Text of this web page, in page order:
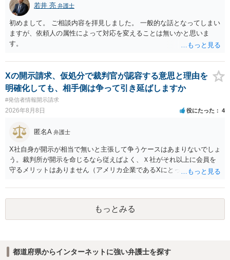
若井 亮 弁護士
初めまして。 ご相談内容を拝見しました。 一般的な話となってしまい
ますが、依頼人の属性によって対応を変えることは無いかと思いま
す。
Xの開示請求、仮処分で裁判官が認容する意思と理由を
明確化しても、相手側は争って引き延ばしますか
#発信者情報開示請求
2026年8月8日 役にたった 4
匿名A 弁護士
X社自身が開示が相当で無いと主張して争うケースはあまりないでしょ
う。裁判所が開示を命じるなら従えばよく、Ｘ社がそれ以上に会員を
守るメリットはありません（アメリカ企業であるXにとって、日本の会
うかを争うよりも、「発信者情報の保有確認がまだできていない」な
どと言い訳して確認できるまで発令を引き伸ばす方で対応してくる方
が圧倒的に多いです（この作戦は必ずといっていいほど行ってきま
す）。
もっとみる
都道府県からインターネットに強い弁護士を探す